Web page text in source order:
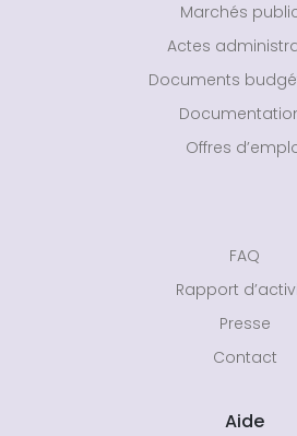
Marchés
Actes
Documents
Offres
FAQ
Rapport
Presse
Contact
Aide